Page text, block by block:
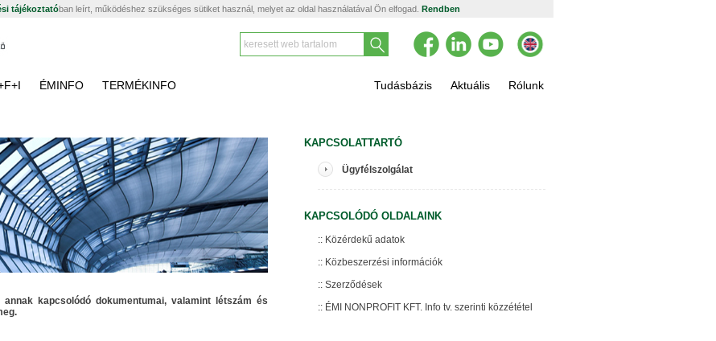
tájékoztatóban leírt, működéshez szükséges sütiket használ, melyet az oldal használatával Ön elfogad. Rendben
ÉMINFO TERMÉKINFO Tudásbázis Aktuális Rólunk
kapcsolódó dokumentumai, valamint létszám és
KAPCSOLATTARTÓ
Ügyfélszolgálat
KAPCSOLÓDÓ OLDALAINK
Közérdekű adatok
Közbeszerzési információk
Szerződések
ÉMI NONPROFIT KFT. Info tv. szerinti közzététel